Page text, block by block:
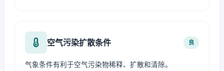
空气污染扩散条件 良
气象条件有利于空气污染物稀释、扩散和清除。